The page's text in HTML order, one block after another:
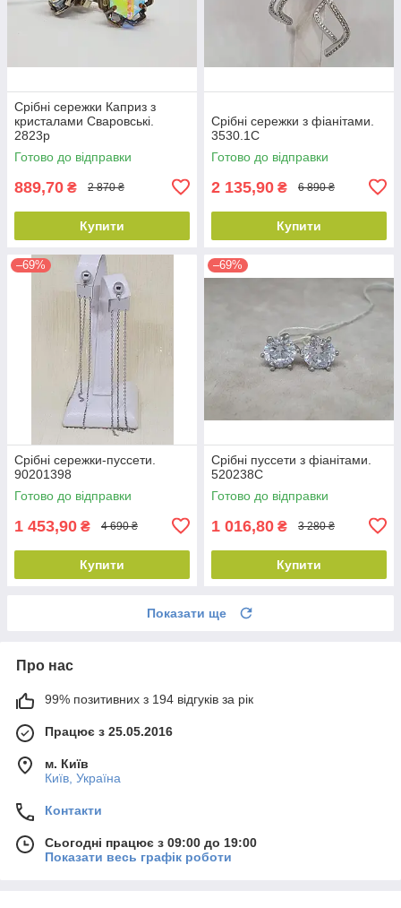
Срібні сережки Каприз з
кристалами Сваровські.
2823р
Готово до відправки
889,70 ₴ 2 870 ₴
Купити
Срібні сережки з фіанітами.
3530.1С
Готово до відправки
2 135,90 ₴ 6 890 ₴
Купити
–69%
Срібні сережки-пуссети.
90201398
Готово до відправки
1 453,90 ₴ 4 690 ₴
Купити
–69%
Срібні пуссети з фіанітами.
520238С
Готово до відправки
1 016,80 ₴ 3 280 ₴
Купити
Показати ще
Про нас
99% позитивних з 194 відгуків за рік
Працює з 25.05.2016
м. Київ
Київ, Україна
Контакти
Сьогодні працює з 09:00 до 19:00
Показати весь графік роботи